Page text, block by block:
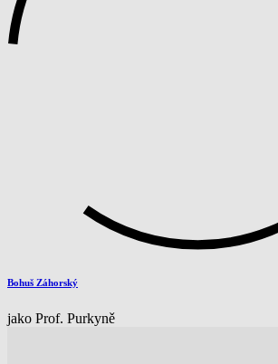
Bohuš Záhorský
jako Prof. Purkyně